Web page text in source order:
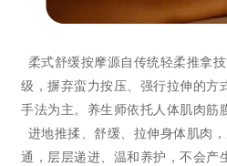
柔式舒缓按摩源自传统轻柔推拿
级，摒弃蛮力按压、强行拉伸的方
手法为主。养生师依托人体肌肉筋
进地推揉、舒缓、拉伸身体肌肉
通，层层递进、温和养护，不会产